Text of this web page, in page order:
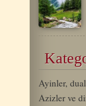
Ayinler,
Azizler ve